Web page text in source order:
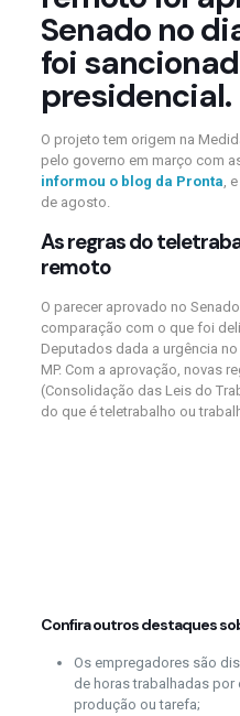
Senado no
foi
presidencial.
O projeto tem origem na
pelo governo em março com
informou o blog da Pronta ,
de agosto.
As regras do
remoto
O parecer aprovado no
comparação com o que foi
Deputados dada a urgência
MP. Com a aprovação, novas
(Consolidação das Leis do
do que é teletrabalho ou
Confira outros destaques
Os empregadores são
de horas trabalhadas
produção ou tarefa;